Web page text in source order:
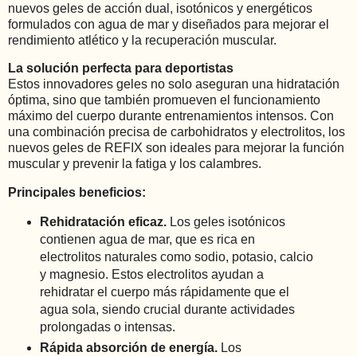
nuevos geles de acción dual, isotónicos y energéticos
formulados con agua de mar y diseñados para mejorar el
rendimiento atlético y la recuperación muscular.
La solución perfecta para deportistas
Estos innovadores geles no solo aseguran una hidratación
óptima, sino que también promueven el funcionamiento
máximo del cuerpo durante entrenamientos intensos. Con
una combinación precisa de carbohidratos y electrolitos, los
nuevos geles de REFIX son ideales para mejorar la función
muscular y prevenir la fatiga y los calambres.
Principales beneficios:
Rehidratación eficaz.Los geles isotónicos
contienen agua de mar, que es rica en
electrolitos naturales como sodio, potasio, calcio
y magnesio. Estos electrolitos ayudan a
rehidratar el cuerpo más rápidamente que el
agua sola, siendo crucial durante actividades
prolongadas o intensas.
Rápida absorción de energía.Los